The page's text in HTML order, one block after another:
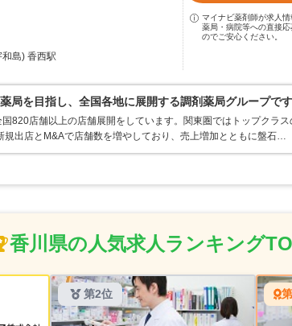
和島) 香西駅
マイナビ薬剤師が求人情
薬局・病院等への直接
のでご安心ください。
局を目指し、全国各地に展開する調剤薬局グループです
820店舗以上の店舗展開をしています。関東圏ではトップクラ
規出店とM&Aで店舗数を増やしており、売上増加とともに盤石…
香川県の人気求人ランキング
第2位